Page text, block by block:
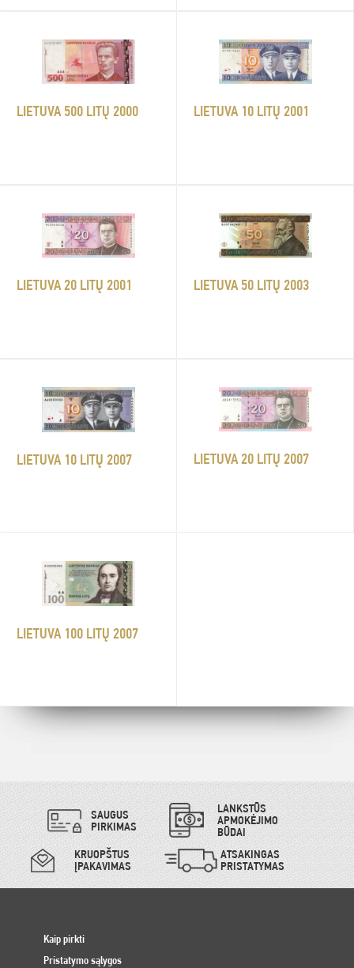
LIETUVA 500 LITŲ 2000 LIETUVA 10 LITŲ 2001
LIETUVA 20 LITŲ 2001 LIETUVA 50 LITŲ 2003
LIETUVA 10 LITŲ 2007 LIETUVA 20 LITŲ 2007
LIETUVA 100 LITŲ 2007
SAUGUS
PIRKIMAS
LANKSTŪS
APMOKĖJIMO
BŪDAI
KRUOPŠTUS
ĮPAKAVIMAS
ATSAKINGAS
PRISTATYMAS
Kaip pirkti
Pristatymo sąlygos